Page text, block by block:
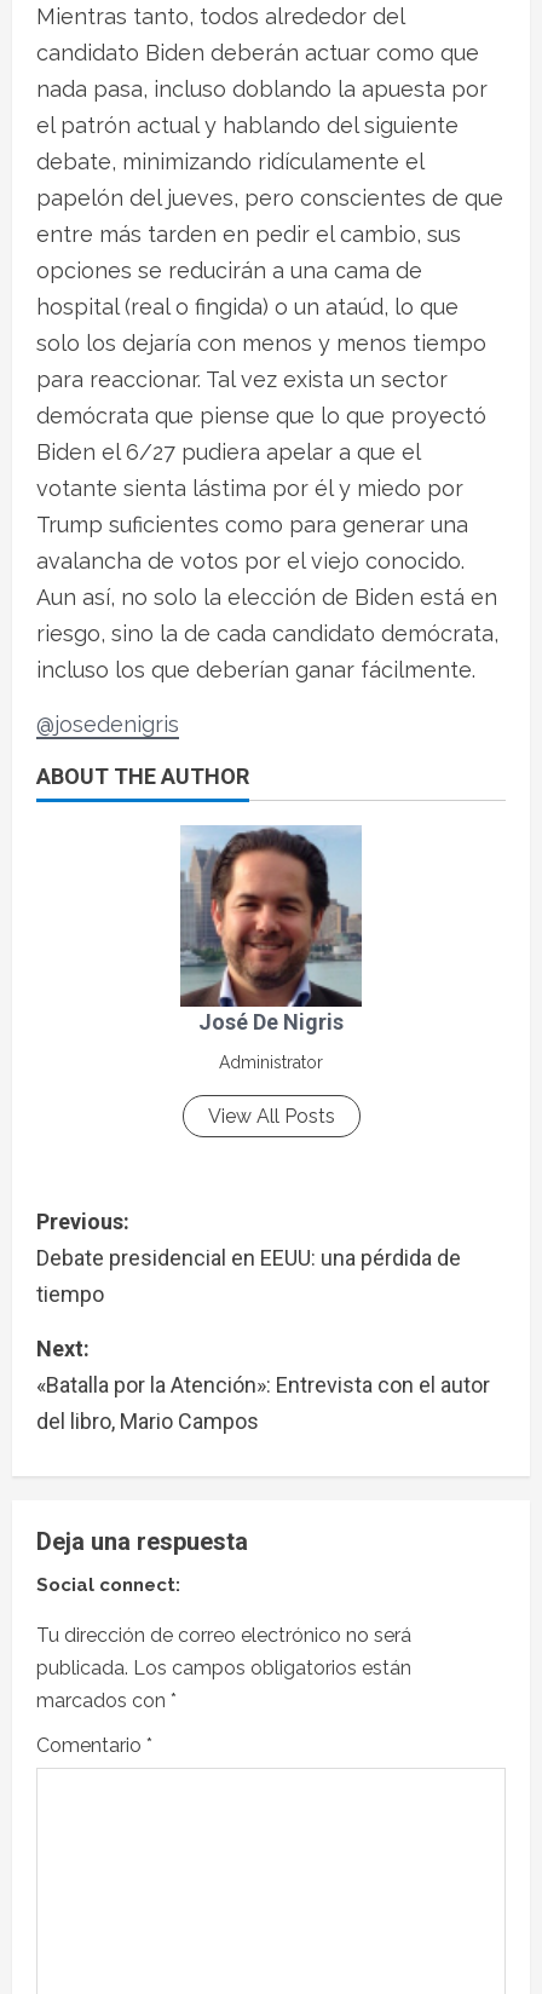
Mientras tanto, todos alrededor del
candidato Biden deberán actuar como que
nada pasa, incluso doblando la apuesta por
el patrón actual y hablando del siguiente
debate, minimizando ridículamente el
papelón del jueves, pero conscientes de que
entre más tarden en pedir el cambio, sus
opciones se reducirán a una cama de
hospital (real o fingida) o un ataúd, lo que
solo los dejaría con menos y menos tiempo
para reaccionar. Tal vez exista un sector
demócrata que piense que lo que proyectó
Biden el 6/27 pudiera apelar a que el
votante sienta lástima por él y miedo por
Trump suficientes como para generar una
avalancha de votos por el viejo conocido.
Aun así, no solo la elección de Biden está en
riesgo, sino la de cada candidato demócrata,
incluso los que deberían ganar fácilmente.
@josedenigris
ABOUT THE AUTHOR
José De Nigris
Administrator
View All Posts
Previous:
Debate presidencial en EEUU: una pérdida de
tiempo
Next:
«Batalla por la Atención»: Entrevista con el autor
del libro, Mario Campos
Deja una respuesta
Social connect:
Tu dirección de correo electrónico no será
publicada. Los campos obligatorios están
marcados con *
Comentario *